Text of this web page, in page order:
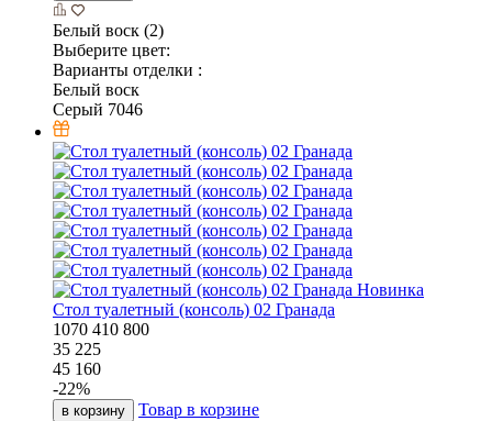
Белый воск (2)
Выберите цвет:
Варианты отделки :
Белый воск
Серый 7046
Новинка
Стол туалетный (консоль) 02 Гранада
1070 410 800
35 225
45 160
-22%
в корзину Товар в корзине